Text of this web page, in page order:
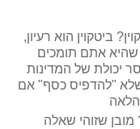
ביטקוין הוא רעיון,
אתם תומכים
יכולת של המדינות
שלא "להדפיס כסף" אם
הלאה
מובן שזוהי שאלה